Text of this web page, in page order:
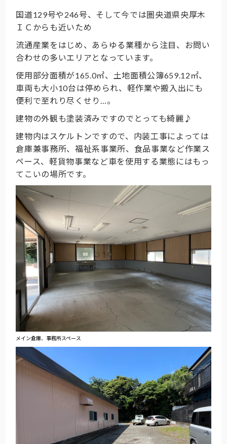
国道129号や246号、そして今では圏央道県央厚木
ＩＣからも近いため
流通産業をはじめ、あらゆる業種から注目、お問い
合わせの多いエリアとなっています。
使用部分面積が165.0㎡、土地面積公簿659.12㎡、
車両も大小10台は停められ、軽作業や搬入出にも
便利で至れり尽くせり…。
建物の外観も塗装済みですのでとっても綺麗♪
建物内はスケルトンですので、内装工事によっては
倉庫兼事務所、福祉系事業所、食品事業など作業ス
ペース、軽貨物事業など車を使用する業態にはもっ
てこいの場所です。
メイン倉庫、事務所スペース